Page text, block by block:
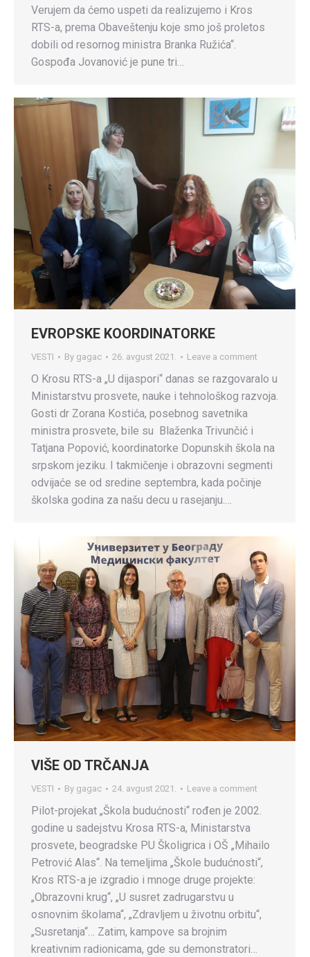
Verujem da ćemo uspeti da realizujemo i Kros
RTS-a, prema Obaveštenju koje smo još proletos
dobili od resornog ministra Branka Ružića“.
Gospođa Jovanović je pune tri…
EVROPSKE KOORDINATORKE
VESTI By gagac 26. avgust 2021. Leave a comment
O Krosu RTS-a „U dijaspori“ danas se razgovaralo u
Ministarstvu prosvete, nauke i tehnološkog razvoja.
Gosti dr Zorana Kostića, posebnog savetnika
ministra prosvete, bile su Blaženka Trivunčić i
Tatjana Popović, koordinatorke Dopunskih škola na
srpskom jeziku. I takmičenje i obrazovni segmenti
odvijaće se od sredine septembra, kada počinje
školska godina za našu decu u rasejanju.…
VIŠE OD TRČANJA
VESTI By gagac 24. avgust 2021. Leave a comment
Pilot-projekat „Škola budućnosti“ rođen je 2002.
godine u sadejstvu Krosa RTS-a, Ministarstva
prosvete, beogradske PU Školigrica i OŠ „Mihailo
Petrović Alas“. Na temeljima „Škole budućnosti“,
Kros RTS-a je izgradio i mnoge druge projekte:
„Obrazovni krug“, „U susret zadrugarstvu u
osnovnim školama“, „Zdravljem u životnu orbitu“,
„Susretanja“… Zatim, kampove sa brojnim
kreativnim radionicama, gde su demonstratori…